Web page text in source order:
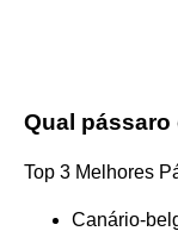
Qual pássaro
Top 3 Melhores
Canário-